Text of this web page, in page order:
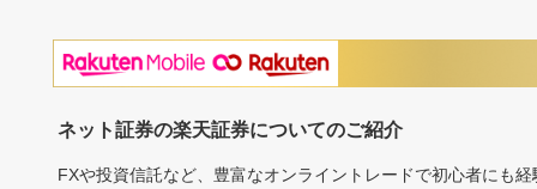
ネット証券の楽天証券についてのご紹介
FXや投資信託など、豊富なオンライントレードで初心者にも